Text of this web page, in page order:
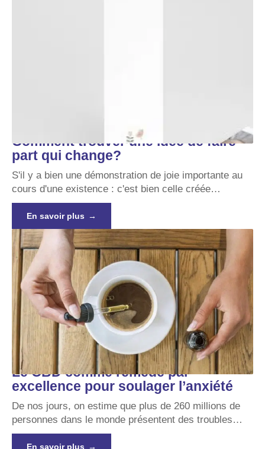
Comment trouver une idée de faire
part qui change?
S'il y a bien une démonstration de joie importante au
cours d'une existence : c'est bien celle créée…
En savoir plus
Le CBD comme remède par
excellence pour soulager l’anxiété
De nos jours, on estime que plus de 260 millions de
personnes dans le monde présentent des troubles…
En savoir plus